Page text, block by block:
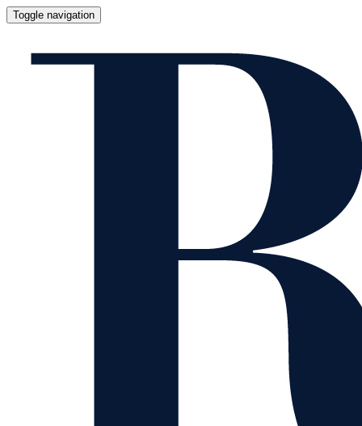
Toggle navigation